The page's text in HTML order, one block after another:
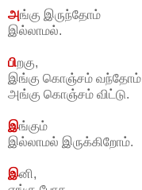
அங்கு இருந்தோம்
இல்லாமல்.
பிறகு,
இங்கு கொஞ்சம் வந்தோம்
அங்கு கொஞ்சம் விட்டு.
இங்கும்
இல்லாமல் இருக்கிறோம்.
இனி,